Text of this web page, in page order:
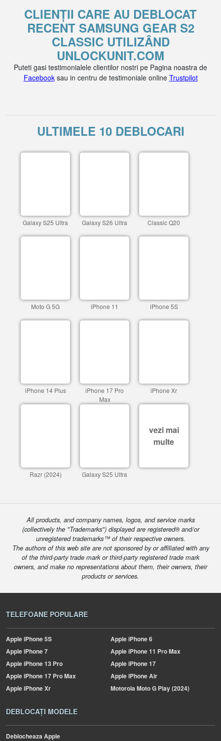
CLIENȚII CARE AU DEBLOCAT
RECENT SAMSUNG GEAR S2
CLASSIC UTILIZÂND
UNLOCKUNIT.COM
Puteti gasi testimonialele clientilor nostri pe Pagina noastra de
Facebooksau in centru de testimoniale online Trustpilot
ULTIMELE 10 DEBLOCARI
Galaxy S25 Ultra Galaxy S26 Ultra Classic Q20
Moto G 5G iPhone 11 iPhone 5S
iPhone 14 Plus
iPhone 17 Pro
Max
iPhone Xr
Razr (2024) Galaxy S25 Ultra
vezi mai
multe
All products, and company names, logos, and service marks
(collectively the "Trademarks") displayed are registered® and/or
unregistered trademarks™ of their respective owners.
The authors of this web site are not sponsored by or affiliated with any
of the third-party trade mark or third-party registered trade mark
owners, and make no representations about them, their owners, their
products or services.
TELEFOANE POPULARE
AppleiPhone 5S AppleiPhone 6
AppleiPhone 7 AppleiPhone 11 Pro Max
AppleiPhone 13 Pro AppleiPhone 17
AppleiPhone 17 Pro Max AppleiPhone Air
AppleiPhone Xr MotorolaMoto G Play (2024)
DEBLOCAȚI MODELE
Deblocheaza Apple